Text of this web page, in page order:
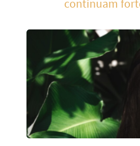
continuam